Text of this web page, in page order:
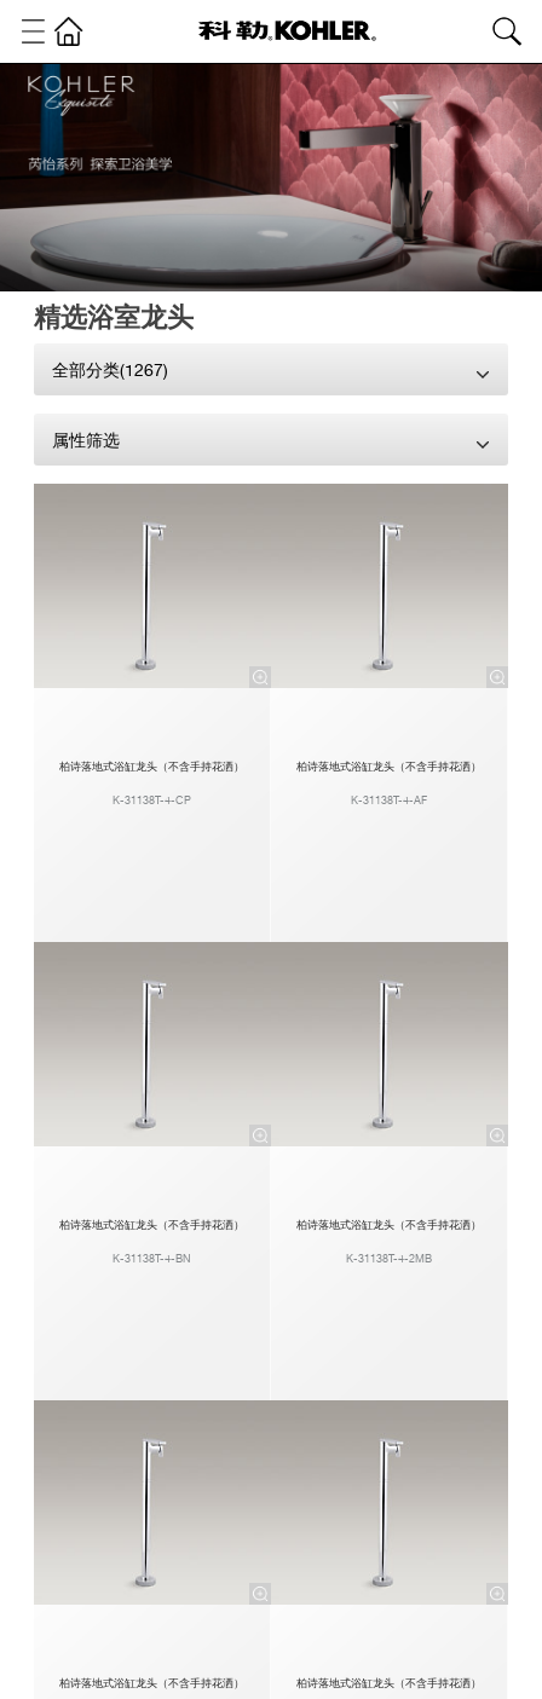
精选浴室龙头
全部分类(1267)
属性筛选
柏诗落地式浴缸龙头（不含手持花洒）
K-31138T-4-CP
柏诗落地式浴缸龙头（不含手持花洒）
K-31138T-4-AF
柏诗落地式浴缸龙头（不含手持花洒）
K-31138T-4-BN
柏诗落地式浴缸龙头（不含手持花洒）
K-31138T-4-2MB
柏诗落地式浴缸龙头（不含手持花洒） 柏诗落地式浴缸龙头（不含手持花洒）